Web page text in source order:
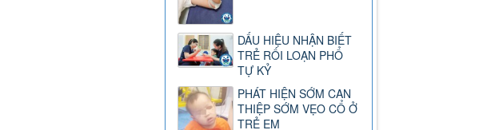
DẤU HIỆU NHẬN BIẾT
TRẺ RỐI LOẠN PHỔ
TỰ KỶ
PHÁT HIỆN SỚM CAN
THIỆP SỚM VẸO CỔ Ở
TRẺ EM